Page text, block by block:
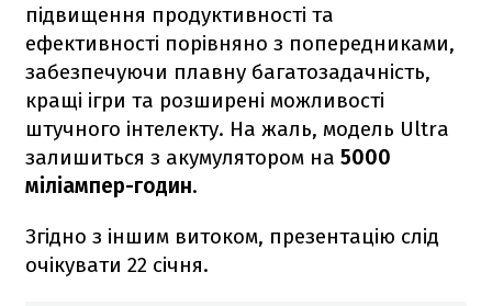
підвищення продуктивності та
ефективності порівняно з попередниками,
забезпечуючи плавну багатозадачність,
кращі ігри та розширені можливості
штучного інтелекту. На жаль, модель Ultra
залишиться з акумулятором на 5000
міліампер-годин.
Згідно з іншим витоком, презентацію слід
очікувати 22 січня.